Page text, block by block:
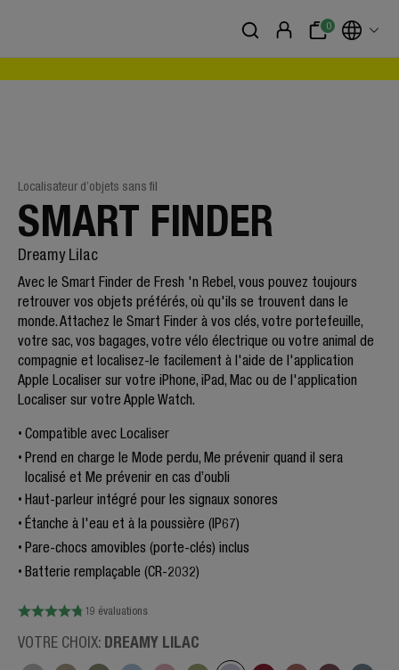
0
Localisateur d’objets sans fil
SMART FINDER
Dreamy Lilac
Avec le Smart Finder de Fresh 'n Rebel, vous pouvez toujours
retrouver vos objets préférés, où qu'ils se trouvent dans le
monde. Attachez le Smart Finder à vos clés, votre portefeuille,
votre sac, vos bagages, votre vélo électrique ou votre animal de
compagnie et localisez-le facilement à l'aide de l'application
Apple Localiser sur votre iPhone, iPad, Mac ou de l'application
Localiser sur votre Apple Watch.
Compatible avec Localiser
Prend en charge le Mode perdu, Me prévenir quand il sera
localisé et Me prévenir en cas d’oubli
Haut-parleur intégré pour les signaux sonores
Étanche à l'eau et à la poussière (IP67)
Pare-chocs amovibles (porte-clés) inclus
Batterie remplaçable (CR-2032)
19 évaluations
VOTRE CHOIX: DREAMY LILAC